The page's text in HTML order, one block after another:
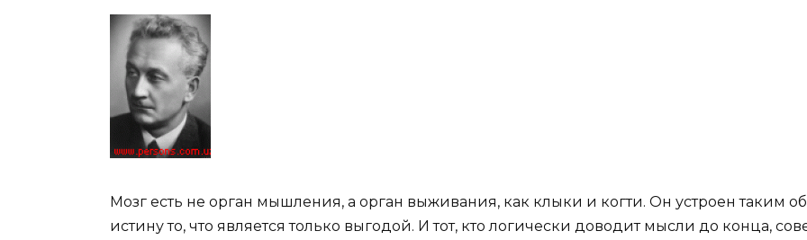
Мозг есть не орган мышления, а орган выживания, как клыки и когти. Он устроен таким
истину то, что является только выгодой. И тот, кто логически доводит мысли до конца,